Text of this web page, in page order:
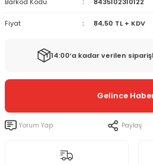
Fiyat 84,50 TL + KDV
14:00’a kadar verilen
Gelince
Yorum Yap Paylaş